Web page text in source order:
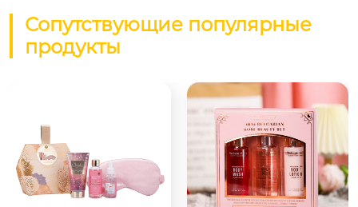
Сопутствующие популярные
продукты